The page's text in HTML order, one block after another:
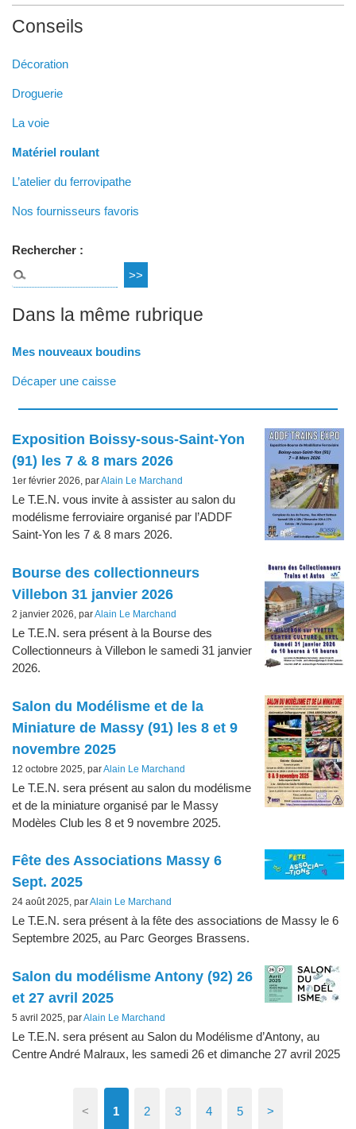
Conseils
Décoration
Droguerie
La voie
Matériel roulant
L’atelier du ferrovipathe
Nos fournisseurs favoris
Rechercher :
Dans la même rubrique
Mes nouveaux boudins
Décaper une caisse
Articles les plus récents
Exposition Boissy-sous-Saint-Yon
(91) les 7 & 8 mars 2026
1er février 2026, parAlain Le Marchand
Le T.E.N. vous invite à assister au salon du
modélisme ferroviaire organisé par l’ADDF
Saint-Yon les 7 & 8 mars 2026.
Bourse des collectionneurs
Villebon 31 janvier 2026
2 janvier 2026, parAlain Le Marchand
Le T.E.N. sera présent à la Bourse des
Collectionneurs à Villebon le samedi 31 janvier
2026.
Salon du Modélisme et de la
Miniature de Massy (91) les 8 et 9
novembre 2025
12 octobre 2025, parAlain Le Marchand
Le T.E.N. sera présent au salon du modélisme
et de la miniature organisé par le Massy
Modèles Club les 8 et 9 novembre 2025.
Fête des Associations Massy 6
Sept. 2025
24 août 2025, parAlain Le Marchand
Le T.E.N. sera présent à la fête des associations de Massy le 6
Septembre 2025, au Parc Georges Brassens.
Salon du modélisme Antony (92) 26
et 27 avril 2025
5 avril 2025, parAlain Le Marchand
Le T.E.N. sera présent au Salon du Modélisme d’Antony, au
Centre André Malraux, les samedi 26 et dimanche 27 avril 2025
< 1 2 3 4 5 >